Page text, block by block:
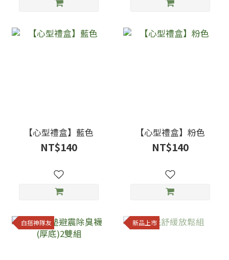
【心型禮盒】藍色
NT$140
【心型禮盒】粉色
NT$140
白搭神隊友 新品上市